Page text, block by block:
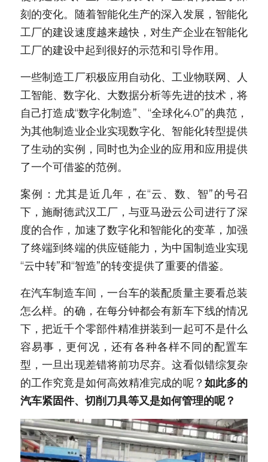
商超快递配送解决方案
Lean Manufacturing（精益生产和管理）
新闻动态
服务模式
联系我们
刻的变化。随着智能化生产的深入发展，智能化
工厂的建设速度越来越快，对生产企业在智能化
工厂的建设中起到很好的示范和引导作用。
一些制造工厂积极应用自动化、工业物联网、人
工智能、数字化、大数据分析等先进的技术，将
自己打造成“数字化制造”、“全球化4.0”的典范，
为其他制造业企业实现数字化、智能化转型提供
了生动的实例，同时也为企业的应用和应用提供
了一个可借鉴的范例。
案例：尤其是近几年，在“云、数、智”的号召
下，施耐德武汉工厂，与亚马逊云公司进行了深
度的合作，加速了数字化和智能化的变革，加强
了终端到终端的供应链能力，为中国制造业实现
“云中转”和“智造”的转变提供了重要的借鉴。
在汽车制造车间，一台车的装配质量主要看总装
怎么样。的确，在每分钟都会有新车下线的情况
下，把近千个零部件精准拼装到一起可不是什么
容易事，更何况，还有各种各样不同的配置车
型，一旦出现差错将前功尽弃。这看似错综复杂
的工作究竟是如何高效精准完成的呢？ 如此多的
汽车紧固件、切削刀具等又是如何管理的呢？